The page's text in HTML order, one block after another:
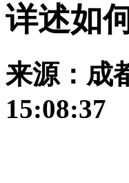
详述如
来源：成
15:08:37